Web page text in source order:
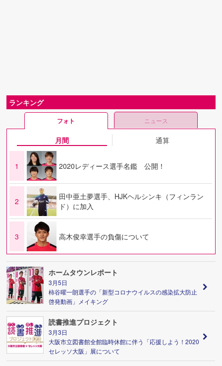
ランキング
フォト ニュース
月間 通算
1 2020レディース選手名鑑 公開！
2
田中亜土夢選手、HJKヘルシンキ（フィンラン
ド）に加入
3 高木俊幸選手の負傷について
ホームタウンレポート
3月5日
柿谷曜一朗選手の「新型コロナウイルスの感染拡大防止
啓発動画」メイキング
読書推進プロジェクト
3月3日
大阪市立図書館全館臨時休館に伴う「応援しよう！2020
セレッソ大阪」展について